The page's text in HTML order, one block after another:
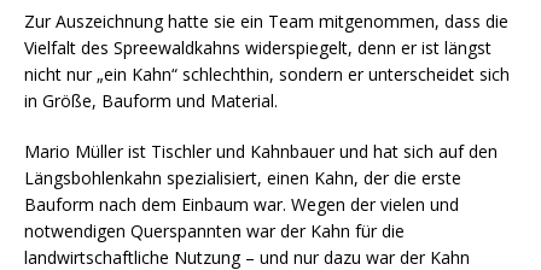
Zur Auszeichnung hatte sie ein Team mitgenommen, dass die
Vielfalt des Spreewaldkahns widerspiegelt, denn er ist längst
nicht nur „ein Kahn“ schlechthin, sondern er unterscheidet sich
in Größe, Bauform und Material.
Mario Müller ist Tischler und Kahnbauer und hat sich auf den
Längsbohlenkahn spezialisiert, einen Kahn, der die erste
Bauform nach dem Einbaum war. Wegen der vielen und
notwendigen Querspannten war der Kahn für die
landwirtschaftliche Nutzung – und nur dazu war der Kahn